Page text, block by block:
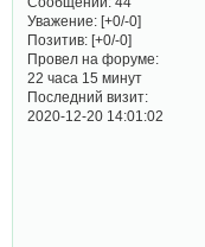
Уважение: [+0/-0]
Позитив: [+0/-0]
Провел на форуме:
22 часа 15 минут
Последний визит:
2020-12-20 14:01:02